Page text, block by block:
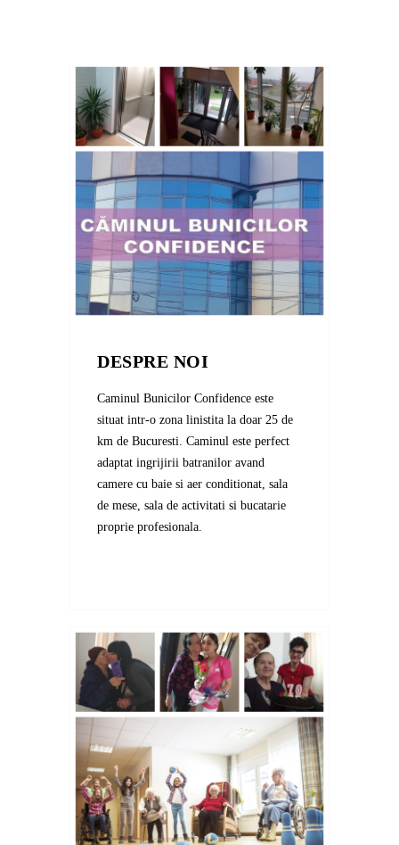
DESPRE NOI
Caminul Bunicilor Confidence este
situat intr-o zona linistita la doar 25 de
km de Bucuresti. Caminul este perfect
adaptat ingrijirii batranilor avand
camere cu baie si aer conditionat, sala
de mese, sala de activitati si bucatarie
proprie profesionala.